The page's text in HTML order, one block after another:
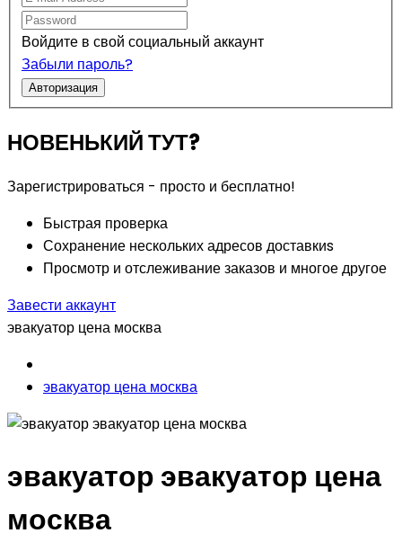
Войдите в свой социальный аккаунт
Забыли пароль?
Авторизация
НОВЕНЬКИЙ ТУТ?
Зарегистрироваться - просто и бесплатно!
Быстрая проверка
Сохранение нескольких адресов доставкиs
Просмотр и отслеживание заказов и многое другое
Завести аккаунт
эвакуатор цена москва
эвакуатор цена москва
эвакуатор эвакуатор цена
москва